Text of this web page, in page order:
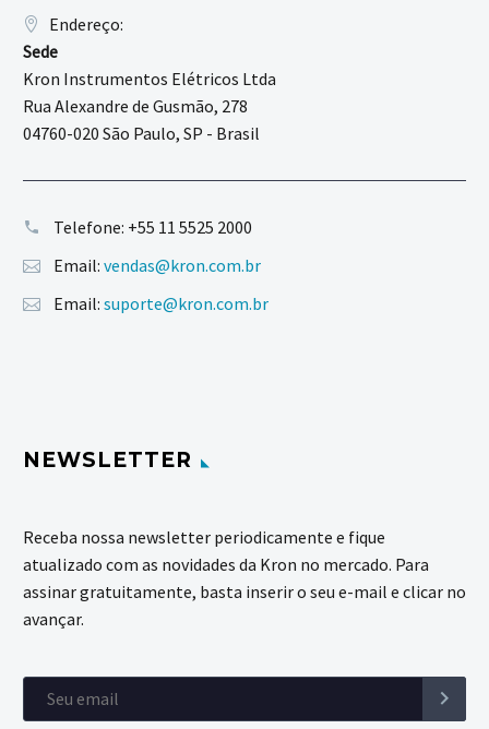
Endereço:
Sede
Kron Instrumentos Elétricos Ltda
Rua Alexandre de Gusmão, 278
04760-020 São Paulo, SP - Brasil
Telefone: +55 11 5525 2000
Email: vendas@kron.com.br
Email: suporte@kron.com.br
NEWSLETTER
Receba nossa newsletter periodicamente e fique
atualizado com as novidades da Kron no mercado. Para
assinar gratuitamente, basta inserir o seu e-mail e clicar no
avançar.